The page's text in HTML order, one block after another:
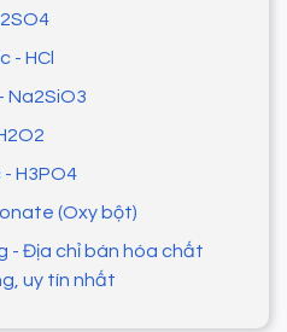
- HCl
Na2SiO3
H3PO4
(Oxy bột)
- Địa chỉ bán hóa chất
uy tín nhất